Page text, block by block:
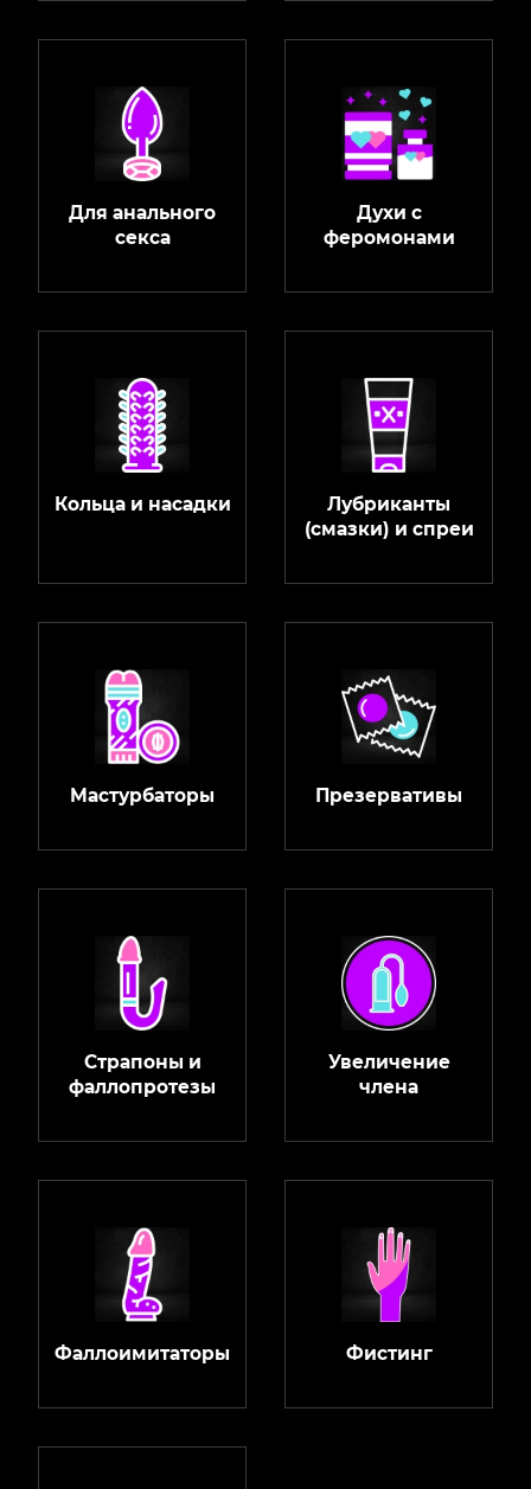
Для анального
секса
Духи с
феромонами
Кольца и насадки
Лубриканты
(смазки) и спреи
Мастурбаторы Презервативы
Страпоны и
фаллопротезы
Увеличение
члена
Фаллоимитаторы Фистинг